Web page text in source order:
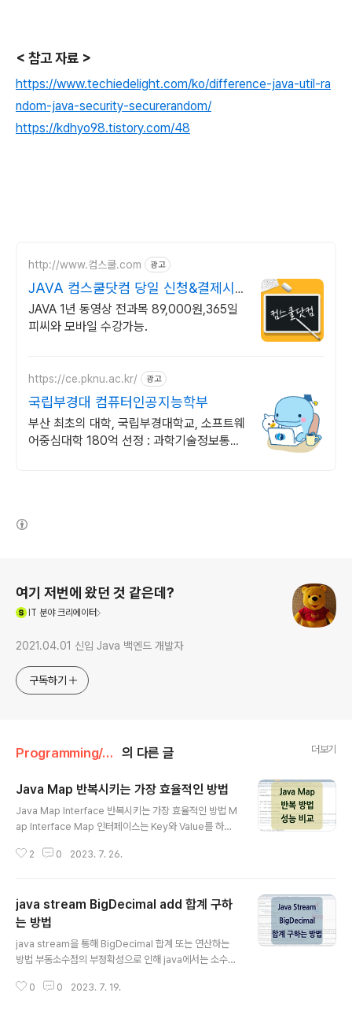
< 참고 자료 >
https://www.techiedelight.com/ko/difference-java-util-ra
ndom-java-security-securerandom/
https://kdhyo98.tistory.com/48
http://www.컴스쿨.com 광고
JAVA 컴스쿨닷컴 당일 신청&결제시
기프티콘!
JAVA 1년 동영상 전과목 89,000원,365일
피씨와 모바일 수강가능.
https://ce.pknu.ac.kr/ 광고
국립부경대 컴퓨터인공지능학부
부산 최초의 대학, 국립부경대학교, 소프트웨
어중심대학 180억 선정 : 과학기술정보통신
여기 저번에 왔던 것 같은데?
IT 분야 크리에이터
2021.04.01 신입 Java 백엔드 개발자
구독하기
Programming/Java 의 다른 글 더보기
Java Map 반복시키는 가장 효율적인 방법
Java Map Interface 반복시키는 가장 효율적인 방법 M
ap Interface Map 인터페이스는 Key와 Value를 하나
같이 순차적으로(sequential) 해당 요소 값을 구하는 것
hMap이며, 순서가 필요한 경우 입력된 순서대로 데이터
가 출력되는 LinkedHashMap, 입력된 key의 sort 순서
로 데이터가 정렬되는 TreeMap 등이 있습니다. 아래는 j
ava에서 map을 반복시키는 몇 가지 방법들에 대해 어떤
방법이 더 효율적인지 궁금하여 비교하며 정리해 본 내용
입니다. Map 반복 방법 Map map..
2 0 2023. 7. 26.
java stream BigDecimal add 합계 구하
는 방법
java stream을 통해 BigDecimal 합계 또는 연산하는
방법 부동소수점의 부정확성으로 인해 java에서는 소수점
BigDecimal 타입을 사용하는데요. 해당 포스팅은 'java
0 0 2023. 7. 19.